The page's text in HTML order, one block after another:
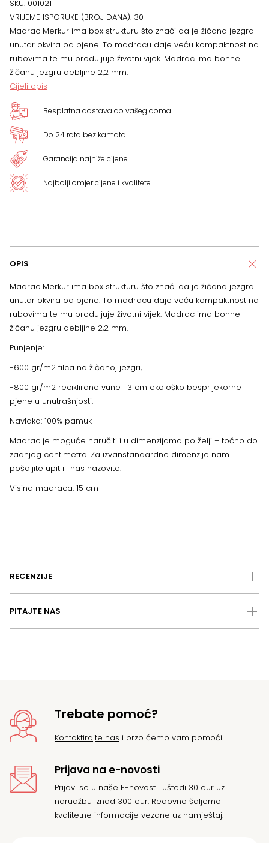
x
15
cm
količina
SKU: 001021
VRIJEME ISPORUKE (BROJ DANA): 30
Madrac Merkur ima box strukturu što znači da je žičana jezgra
unutar okvira od pjene. To madracu daje veću kompaktnost na
rubovima te mu produljuje životni vijek. Madrac ima bonnell
žičanu jezgru debljine 2,2 mm.
Cijeli opis
Besplatna dostava do vašeg doma
Do 24 rata bez kamata
Garancija najniže cijene
Najbolji omjer cijene i kvalitete
OPIS
Madrac Merkur ima box strukturu što znači da je žičana jezgra
unutar okvira od pjene. To madracu daje veću kompaktnost na
rubovima te mu produljuje životni vijek. Madrac ima bonnell
žičanu jezgru debljine 2,2 mm.
Punjenje:
-600 gr/m2 filca na žičanoj jezgri,
-800 gr/m2 reciklirane vune i 3 cm ekološko besprijekorne
pjene u unutrašnjosti.
Navlaka: 100% pamuk
Madrac je moguće naručiti i u dimenzijama po želji – točno do
zadnjeg centimetra. Za izvanstandardne dimenzije nam
pošaljite upit ili nas nazovite.
Visina madraca: 15 cm
RECENZIJE
PITAJTE NAS
Trebate pomoć?
Kontaktirajte nas i brzo ćemo vam pomoći.
Prijava na e-novosti
Prijavi se u naše E-novost i uštedi 30 eur uz
narudžbu iznad 300 eur. Redovno šaljemo
kvalitetne informacije vezane uz namještaj.